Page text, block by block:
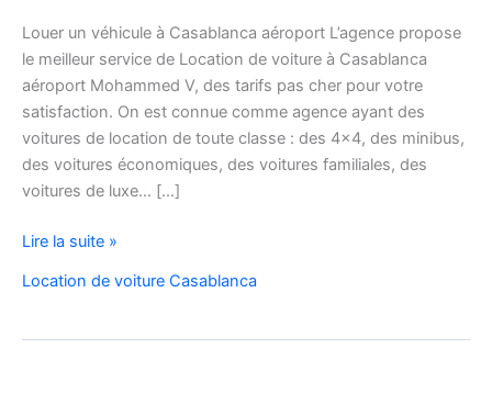
Louer un véhicule à Casablanca aéroport L’agence propose
le meilleur service de Location de voiture à Casablanca
aéroport Mohammed V, des tarifs pas cher pour votre
satisfaction. On est connue comme agence ayant des
voitures de location de toute classe : des 4×4, des minibus,
des voitures économiques, des voitures familiales, des
voitures de luxe… […]
Location
voiture
Casablanca
Lire la suite »
Location de voiture Casablanca